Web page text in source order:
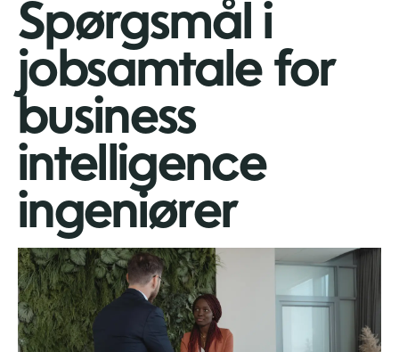
Spørgsmål i
jobsamtale for
business
intelligence
ingeniører